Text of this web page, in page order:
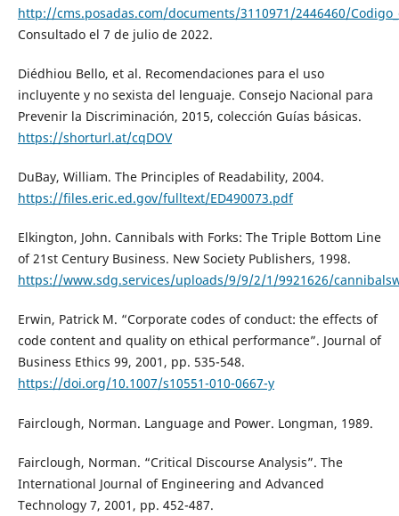
http://cms.posadas.com/documents/3110971/2446460/
Consultado el 7 de julio de 2022.
Diédhiou Bello, et al. Recomendaciones para el uso
incluyente y no sexista del lenguaje. Consejo Nacional para
Prevenir la Discriminación, 2015, colección Guías básicas.
https://shorturl.at/cqDOV
DuBay, William. The Principles of Readability, 2004.
https://files.eric.ed.gov/fulltext/ED490073.pdf
Elkington, John. Cannibals with Forks: The Triple Bottom Line
of 21st Century Business. New Society Publishers, 1998.
https://www.sdg.services/uploads/9/9/2/1/9921626/
Erwin, Patrick M. “Corporate codes of conduct: the effects of
code content and quality on ethical performance”. Journal of
Business Ethics 99, 2001, pp. 535-548.
https://doi.org/10.1007/s10551-010-0667-y
Fairclough, Norman. Language and Power. Longman, 1989.
Fairclough, Norman. “Critical Discourse Analysis”. The
International Journal of Engineering and Advanced
Technology 7, 2001, pp. 452-487.